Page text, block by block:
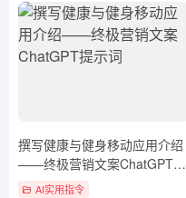
撰写健康与健身移动应用介绍
——终极营销文案ChatGPT提
示词AI实用指令